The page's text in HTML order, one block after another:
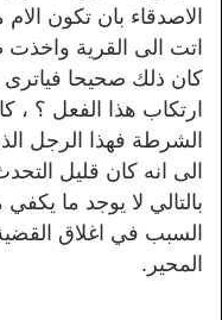
الاصدقاء بان تكون
اتت الى القرية واخذت
كان ذلك صحيحا فياترى
ارتكاب هذا الفعل ؟ ،
الشرطة فهذا الرجل
الى انه كان قليل
بالتالي لا يوجد ما
السبب في اغلاق
المحير.